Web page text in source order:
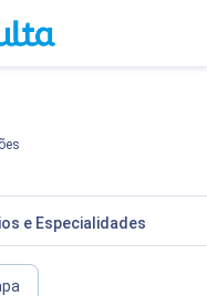
e Especialidades